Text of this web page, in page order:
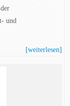
und
[weiterlesen]